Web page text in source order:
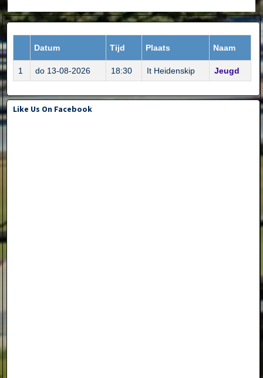
Datum Tijd Plaats Naam
1 do 13-08-2026 18:30 It Heidenskip Jeugd
Like Us On Facebook